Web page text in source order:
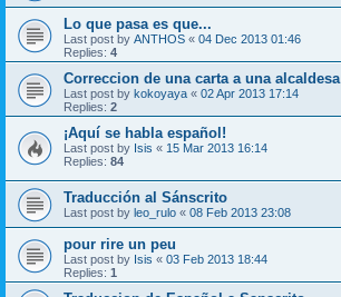
Lo que pasa es que...
Last post by ANTHOS « 04 Dec 2013 01:46
Replies: 4
Correccion de una carta a una alcaldesa
Last post by kokoyaya « 02 Apr 2013 17:14
Replies: 2
¡Aquí se habla español!
Last post by Isis « 15 Mar 2013 16:14
Replies: 84
Traducción al Sánscrito
Last post by leo_rulo « 08 Feb 2013 23:08
pour rire un peu
Last post by Isis « 03 Feb 2013 18:44
Replies: 1